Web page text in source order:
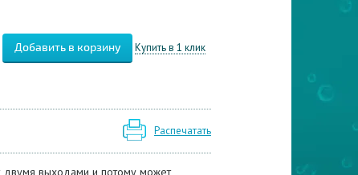
Купить в 1 клик
Распечатать
двумя выходами и потому может